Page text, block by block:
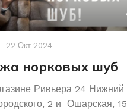
22 Окт 2024
норковых шуб
Ривьера 24 Нижний
2 и Ошарская, 15